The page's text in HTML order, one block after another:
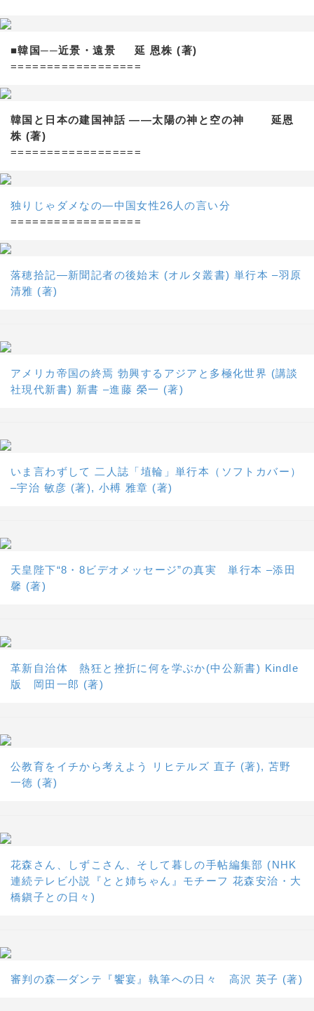
■韓国──近景・遠景 延 恩株 (著)
==================
韓国と日本の建国神話 ——太陽の神と空の神 延恩
株 (著)
==================
独りじゃダメなの―中国女性26人の言い分
==================
落穂拾記―新聞記者の後始末 (オルタ叢書) 単行本 –羽原
清雅 (著)
アメリカ帝国の終焉 勃興するアジアと多極化世界 (講談
社現代新書) 新書 –進藤 榮一 (著)
いま言わずして 二人誌「埴輪」単行本（ソフトカバー）
–宇治 敏彦 (著), 小榑 雅章 (著)
天皇陛下“8・8ビデオメッセージ”の真実 単行本 –添田
馨 (著)
革新自治体 熱狂と挫折に何を学ぶか(中公新書) Kindle
版 岡田一郎 (著)
公教育をイチから考えよう リヒテルズ 直子 (著), 苫野
一徳 (著)
花森さん、しずこさん、そして暮しの手帖編集部 (NHK
連続テレビ小説『とと姉ちゃん』モチーフ 花森安治・大
橋鎭子との日々)
審判の森―ダンテ『饗宴』執筆への日々 高沢 英子 (著)